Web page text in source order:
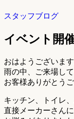
スタッフブログ
イベント開
おはようございます
雨の中、ご来場し
お客様ありがとう
キッチン、トイレ
直接メーカーさん